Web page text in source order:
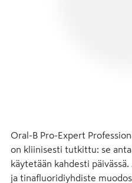
Oral-B Pro-Expert
on kliinisesti tutkittu: se
käytetään kahdesti
ja tinafluoridiyhdiste